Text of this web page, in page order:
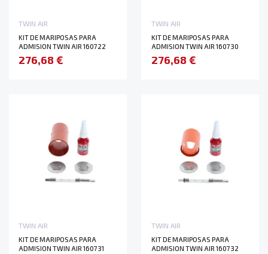
TWIN AIR
KIT DE MARIPOSAS PARA
ADMISION TWIN AIR 160722
276,68 €
TWIN AIR
KIT DE MARIPOSAS PARA
ADMISION TWIN AIR 160730
276,68 €
TWIN AIR
KIT DE MARIPOSAS PARA
ADMISION TWIN AIR 160731
TWIN AIR
KIT DE MARIPOSAS PARA
ADMISION TWIN AIR 160732